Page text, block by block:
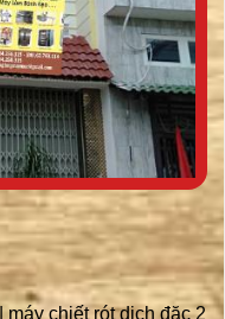
máy chiết rót dịch đặc 2